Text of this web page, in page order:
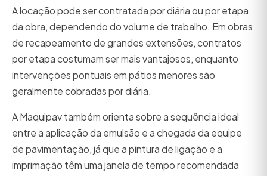
A locação pode ser contratada por diária ou por etapa
da obra, dependendo do volume de trabalho. Em obras
de recapeamento de grandes extensões, contratos
por etapa costumam ser mais vantajosos, enquanto
intervenções pontuais em pátios menores são
geralmente cobradas por diária.
A Maquipav também orienta sobre a sequência ideal
entre a aplicação da emulsão e a chegada da equipe
de pavimentação, já que a pintura de ligação e a
imprimação têm uma janela de tempo recomendada